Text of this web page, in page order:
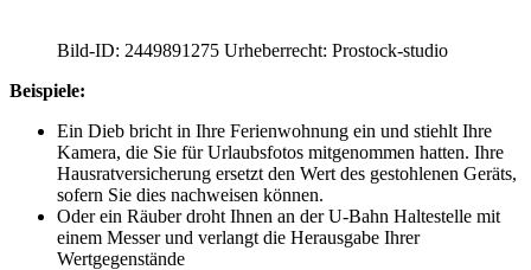
Bild-ID: 2449891275 Urheberrecht: Prostock-studio
Beispiele:
Ein Dieb bricht in Ihre Ferienwohnung ein und stiehlt Ihre
Kamera, die Sie für Urlaubsfotos mitgenommen hatten. Ihre
Hausratversicherung ersetzt den Wert des gestohlenen Geräts,
sofern Sie dies nachweisen können.
Oder ein Räuber droht Ihnen an der U-Bahn Haltestelle mit
einem Messer und verlangt die Herausgabe Ihrer
Wertgegenstände